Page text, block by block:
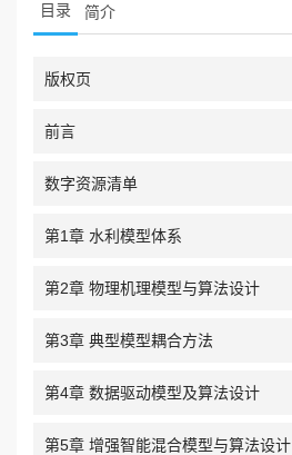
目录 简介
版权页
前言
数字资源清单
第1章 水利模型体系
第2章 物理机理模型与算法设计
第3章 典型模型耦合方法
第4章 数据驱动模型及算法设计
第5章 增强智能混合模型与算法设计